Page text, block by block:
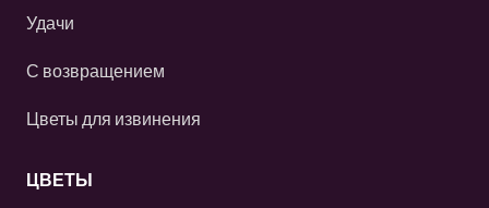
Удачи
С возвращением
Цветы для извинения
ЦВЕТЫ